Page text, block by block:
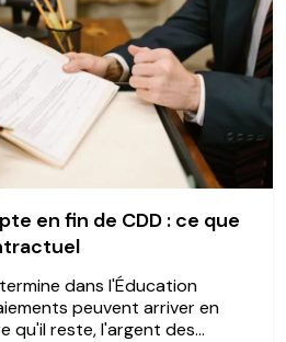
en fin de CDD : ce que
dans l'Éducation
peuvent arriver en
qu'il reste, l'argent des...